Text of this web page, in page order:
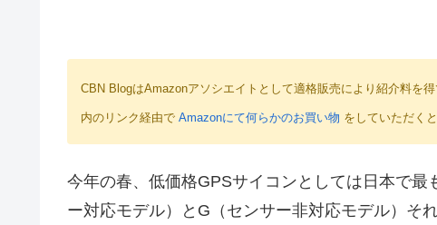
CBN BlogはAmazonアソシエイトとして適格販売により紹介料を
内のリンク経由で Amazonにて何らかのお買い物 をしていただく
今年の春、低価格GPSサイコンとしては日本で
ー対応モデル）とG（センサー非対応モデル）そ